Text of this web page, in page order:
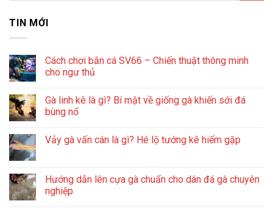
TIN MỚI
Cách chơi bắn cá SV66 – Chiến thuật thông minh
cho ngư thủ
Gà linh kê là gì? Bí mật về giống gà khiến sới đá
bùng nổ
Vảy gà vấn cán là gì? Hé lộ tướng kê hiếm gặp
Hướng dẫn lên cựa gà chuẩn cho dân đá gà chuyên
nghiệp